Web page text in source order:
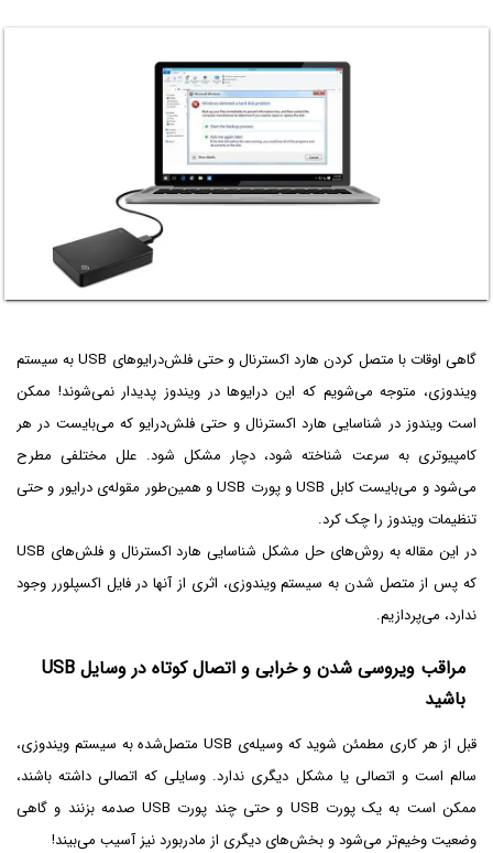
گاهی اوقات با متصل کردن هارد اکسترنال و حتی فلش‌درایوهای USB به سیستم
ویندوزی، متوجه می‌شویم که این درایوها در ویندوز پدیدار نمی‌شوند! ممکن
است ویندوز در شناسایی هارد اکسترنال و حتی فلش‌درایو که می‌بایست در هر
کامپیوتری به سرعت شناخته شود، دچار مشکل شود. علل مختلفی مطرح
می‌شود و می‌بایست کابل USB و پورت USB و همین‌طور مقوله‌ی درایور و حتی
تنظیمات ویندوز را چک کرد.
در این مقاله به روش‌‌های حل مشکل شناسایی هارد اکسترنال و فلش‌های USB
که پس از متصل شدن به سیستم ویندوزی، اثری از آنها در فایل اکسپلورر وجود
ندارد، می‌پردازیم.
مراقب ویروسی شدن و خرابی و اتصال کوتاه در وسایل USB
باشید
قبل از هر کاری مطمئن شوید که وسیله‌ی USB متصل‌شده به سیستم ویندوزی،
سالم است و اتصالی یا مشکل دیگری ندارد. وسایلی که اتصالی داشته باشند،
ممکن است به یک پورت USB و حتی چند پورت USB صدمه بزنند و گاهی
وضعیت وخیم‌تر می‌شود و بخش‌های دیگری از مادربورد نیز آسیب می‌بیند!